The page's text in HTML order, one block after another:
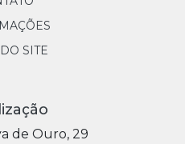
SITE
de Ouro, 29